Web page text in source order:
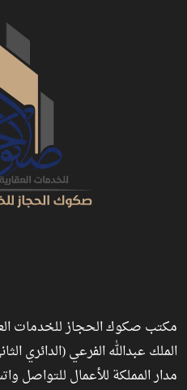
مكتب صكوك الحجاز للخدمات
الملك عبدالله الفرعي (الدائري